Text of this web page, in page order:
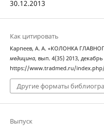
30.12.2013
Как цитировать
Карпеев, А. А. «КОЛОНКА
медицина, вып. 4(35) 2013, декабрь
https://www.tradmed.ru/
Другие форматы
Выпуск